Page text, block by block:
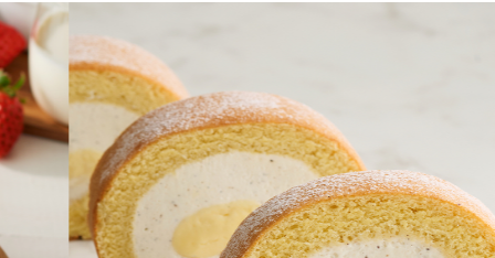
ホ
ワ
イ
ト
デ
ー
ア
ソ
ー
ト
B
●フ
レー
ズド
ゥー
華や
かな
酸味
とほ
どよ
い甘
みの